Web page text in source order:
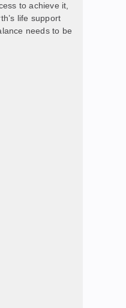
to achieve it,
life support
needs to be